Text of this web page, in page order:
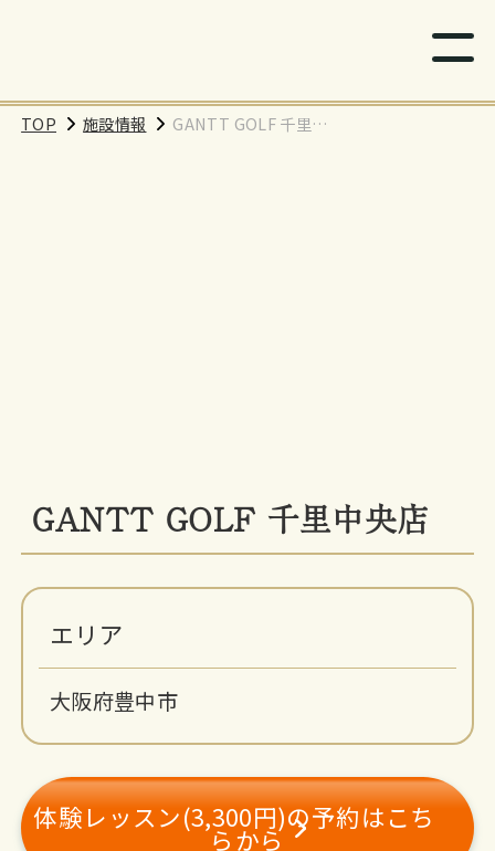
TOP 施設情報
GANTT GOLF 千里中
GANTT GOLF 千里中央店
エリア
大阪府豊中市
体験レッスン(3,300円)の予約はこち
らから